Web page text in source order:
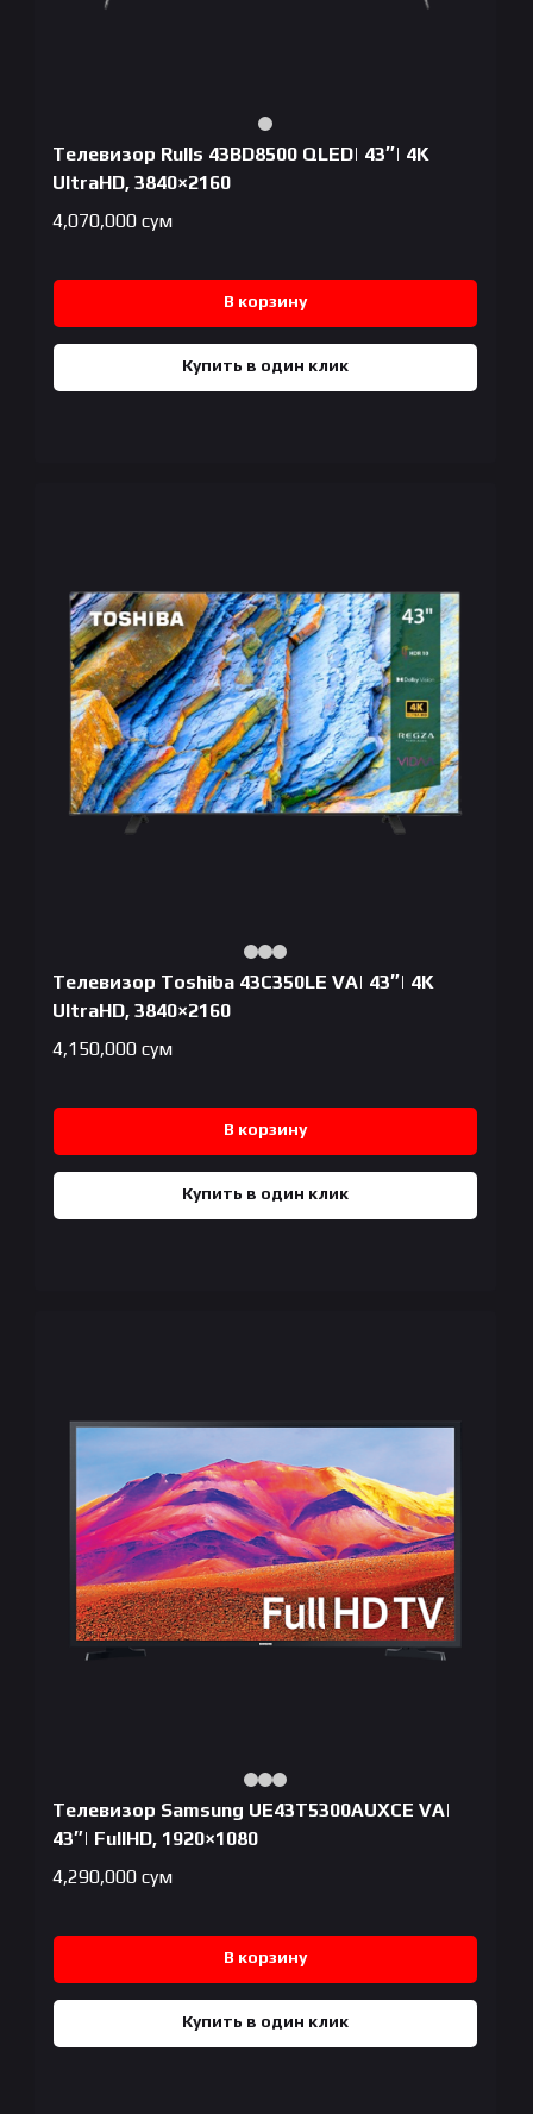
Телевизор Rulls 43BD8500 QLED| 43″| 4K
UltraHD, 3840×2160
4,070,000 сум
В корзину
Купить в один клик
Телевизор Toshiba 43C350LE VA| 43″| 4K
UltraHD, 3840×2160
4,150,000 сум
В корзину
Купить в один клик
Телевизор Samsung UE43T5300AUXCE VA|
43″| FullHD, 1920×1080
4,290,000 сум
В корзину
Купить в один клик